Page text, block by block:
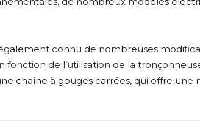
connu de nombreuses
fonction de l’utilisation de la
chaîne à gouges carrées, qui offre